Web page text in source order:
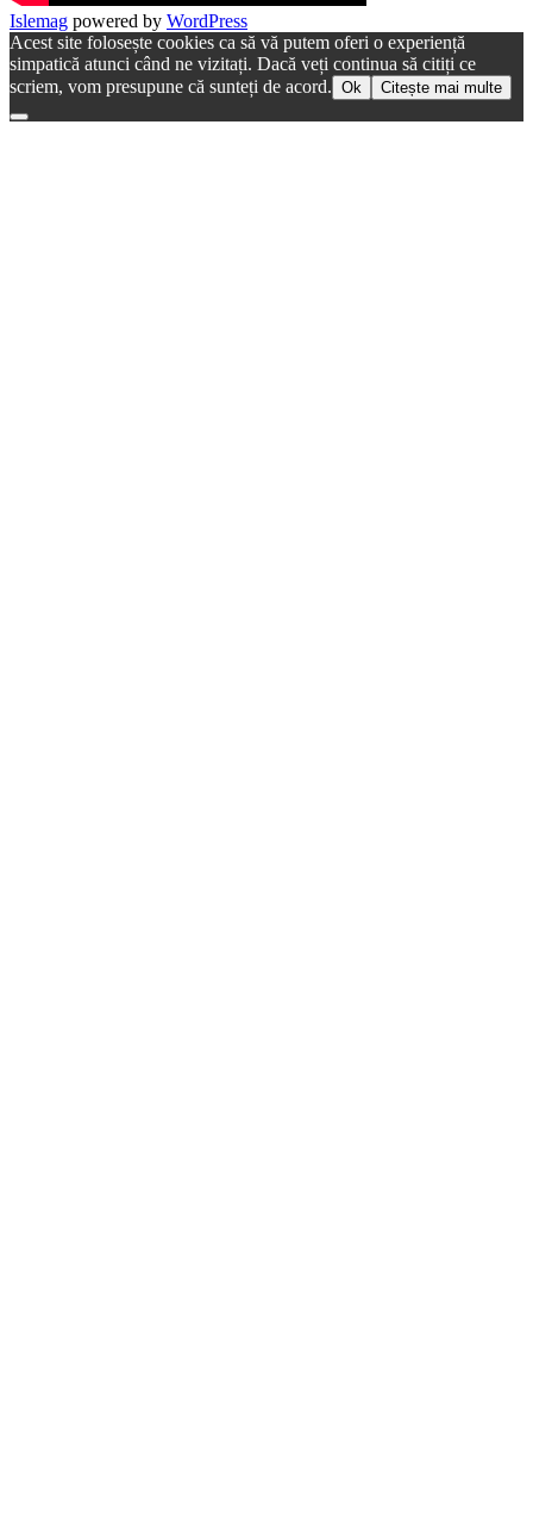
Islemag powered by WordPress
Acest site folosește cookies ca să vă putem oferi o experiență
simpatică atunci când ne vizitați. Dacă veți continua să citiți ce
scriem, vom presupune că sunteți de acord. Ok Citește mai multe